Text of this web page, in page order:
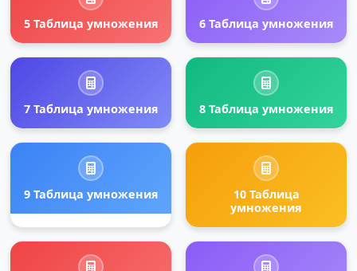
5 Таблица умножения 6 Таблица умножения
7 Таблица умножения 8 Таблица умножения
9 Таблица умножения
10 Таблица
умножения